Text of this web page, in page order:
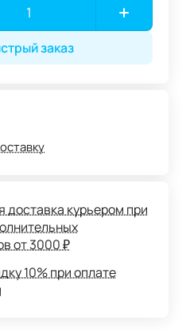
заказ
доставка курьером при
от 3000 ₽
10% при оплате